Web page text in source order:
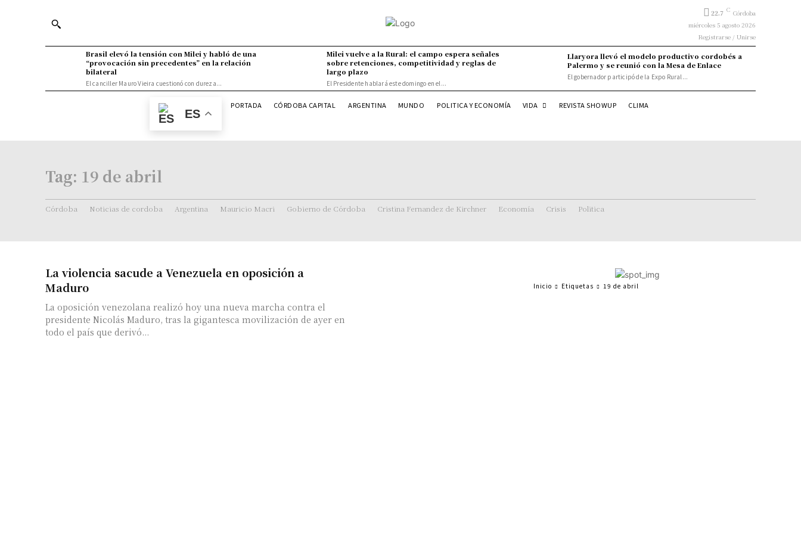
22.7 C Córdoba
miércoles 5 agosto 2026
Registrarse / Unirse
Brasil elevó la tensión con Milei y habló de una
“provocación sin precedentes” en la relación
bilateral
El canciller Mauro Vieira cuestionó con dureza...
Milei vuelve a la Rural: el campo espera señales
sobre retenciones, competitividad y reglas de
largo plazo
El Presidente hablará este domingo en el...
Llaryora llevó el modelo productivo cordobés a
Palermo y se reunió con la Mesa de Enlace
El gobernador participó de la Expo Rural...
ES
PORTADA CÓRDOBA CAPITAL ARGENTINA MUNDO POLITICA Y ECONOMÍA VIDA REVISTA SHOWUP CLIMA
Tag: 19 de abril
Córdoba Noticias de cordoba Argentina Mauricio Macri Gobierno de Córdoba Cristina Fernandez de Kirchner Economía Crisis Politica
La violencia sacude a Venezuela en oposición a
Maduro
La oposición venezolana realizó hoy una nueva marcha contra el
presidente Nicolás Maduro, tras la gigantesca movilización de ayer en
todo el país que derivó...
Inicio Etiquetas 19 de abril